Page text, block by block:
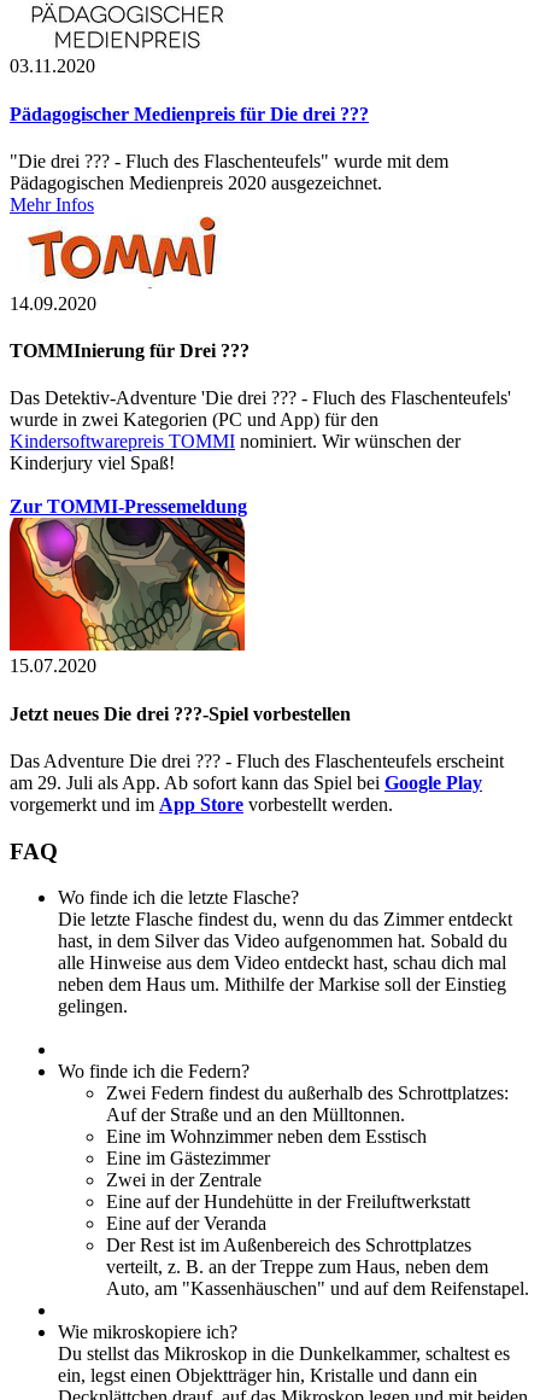
03.11.2020
Pädagogischer Medienpreis für Die drei ???
"Die drei ??? - Fluch des Flaschenteufels" wurde mit dem
Pädagogischen Medienpreis 2020 ausgezeichnet.
Mehr Infos
14.09.2020
TOMMInierung für Drei ???
Das Detektiv-Adventure 'Die drei ??? - Fluch des Flaschenteufels'
wurde in zwei Kategorien (PC und App) für den
Kindersoftwarepreis TOMMI nominiert. Wir wünschen der
Kinderjury viel Spaß!
Zur TOMMI-Pressemeldung
15.07.2020
Jetzt neues Die drei ???-Spiel vorbestellen
Das Adventure Die drei ??? - Fluch des Flaschenteufels erscheint
am 29. Juli als App. Ab sofort kann das Spiel bei Google Play
vorgemerkt und im App Store vorbestellt werden.
FAQ
Wo finde ich die letzte Flasche?
Die letzte Flasche findest du, wenn du das Zimmer entdeckt
hast, in dem Silver das Video aufgenommen hat. Sobald du
alle Hinweise aus dem Video entdeckt hast, schau dich mal
neben dem Haus um. Mithilfe der Markise soll der Einstieg
gelingen.
Wo finde ich die Federn?
Zwei Federn findest du außerhalb des Schrottplatzes:
Auf der Straße und an den Mülltonnen.
Eine im Wohnzimmer neben dem Esstisch
Eine im Gästezimmer
Zwei in der Zentrale
Eine auf der Hundehütte in der Freiluftwerkstatt
Eine auf der Veranda
Der Rest ist im Außenbereich des Schrottplatzes
verteilt, z. B. an der Treppe zum Haus, neben dem
Auto, am "Kassenhäuschen" und auf dem Reifenstapel.
Wie mikroskopiere ich?
Du stellst das Mikroskop in die Dunkelkammer, schaltest es
ein, legst einen Objektträger hin, Kristalle und dann ein